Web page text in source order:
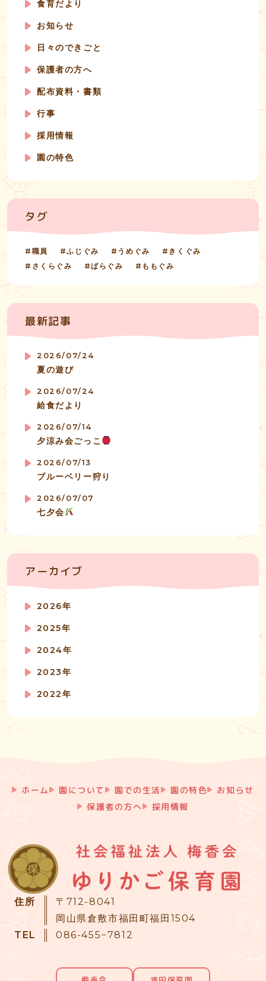
食育だより
お知らせ
日々のできごと
保護者の方へ
配布資料・書類
行事
採用情報
園の特色
タグ
職員 ふじぐみ うめぐみ
きくぐみ
さくらぐみ
ばらぐみ ももぐみ
最新記事
2026/07/24
夏の遊び
2026/07/24
給食だより
2026/07/14
夕涼み会ごっこ
2026/07/13
ブルーベリー狩り
2026/07/07
七夕会
アーカイブ
2026年
2025年
2024年
2023年
2022年
ホーム 園について 園での生活 園の特色
お知らせ
保護者の方へ
採用情報
住所
〒712-8041
岡山県倉敷市福田町福田1504
TEL
086-455−7812